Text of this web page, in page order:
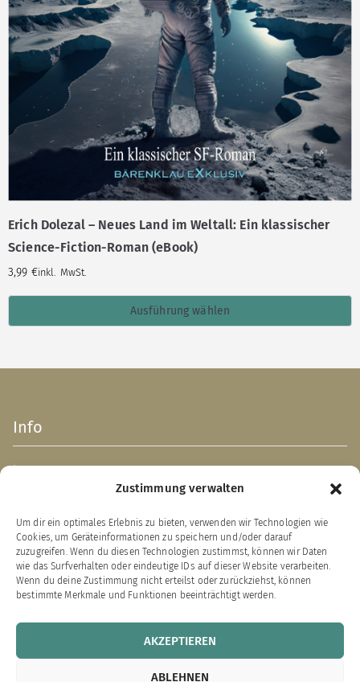
Zustimmung verwalten
Um dir ein optimales Erlebnis zu bieten, verwenden wir Technologien wie
Cookies, um Geräteinformationen zu speichern und/oder darauf
zuzugreifen. Wenn du diesen Technologien zustimmst, können wir Daten
wie das Surfverhalten oder eindeutige IDs auf dieser Website verarbeiten.
Wenn du deine Zustimmung nicht erteilst oder zurückziehst, können
bestimmte Merkmale und Funktionen beeinträchtigt werden.
AKZEPTIEREN
ABLEHNEN
Erich Dolezal – Neues Land im Weltall: Ein klassischer
Science-Fiction-Roman (eBook)
3,99 €inkl. MwSt.
Ausführung wählen
Info
Impressum
Verpackungsentsorgung (PPWR)
Widerrufsbelehrung
Zahlung & Versand
VERTRAG WIDERRUFEN
Links zu unseren Partnerverlagen